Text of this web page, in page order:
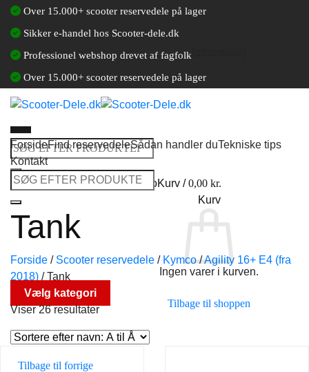
Fortsæt
indhold
Over 15.000+ scooter reservedele på lager
Sikker e-handel hos Scooter-dele.dk
Professionel webshop drevet af fagfolk
Over 15.000+ scooter reservedele på lager
Søg
efter:
Log ind / Opret en kundekontoKurv /0,00 kr.
Kurv
Ingen varer i kurven.
Tilbage til shoppen
ForsideFind reservedeleSådan handler duTekniske tips
Kontakt
Søg
efter:
Tank
Forside / Scooter reservedele / Kymco /Agility 16+ E4 (fra
2018) /Tank
Vælg kategori
Viser 26 resultater
Tilbage til forrige